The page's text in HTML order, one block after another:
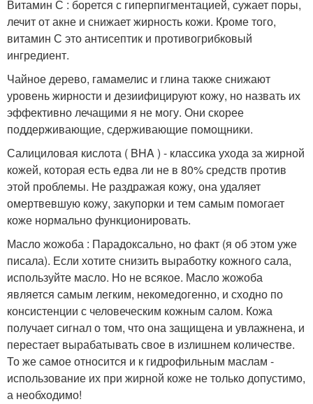
Витамин С : борется с гиперпигментацией, сужает поры,
лечит от акне и снижает жирность кожи. Кроме того,
витамин С это антисептик и противогрибковый
ингредиент.
Чайное дерево, гамамелис и глина также снижают
уровень жирности и дезиифицируют кожу, но назвать их
эффективно лечащими я не могу. Они скорее
поддерживающие, сдерживающие помощники.
Салициловая кислота ( BHA ) - классика ухода за жирной
кожей, которая есть едва ли не в 80% средств против
этой проблемы. Не раздражая кожу, она удаляет
омертвевшую кожу, закупорки и тем самым помогает
коже нормально функционировать.
Масло жожоба : Парадоксально, но факт (я об этом уже
писала). Если хотите снизить выработку кожного сала,
используйте масло. Но не всякое. Масло жожоба
является самым легким, некомедогенно, и сходно по
консистенции с человеческим кожным салом. Кожа
получает сигнал о том, что она защищена и увлажнена, и
перестает вырабатывать свое в излишнем количестве.
То же самое относится и к гидрофильным маслам -
использование их при жирной коже не только допустимо,
а необходимо!